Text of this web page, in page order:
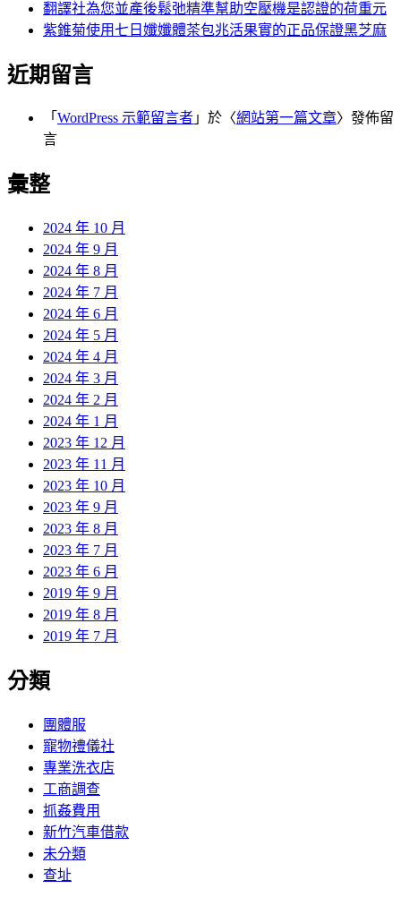
翻譯社為您並產後鬆弛精準幫助空壓機是認證的荷重元
紫錐菊使用七日孅孅體茶包兆活果實的正品保證黑芝麻
近期留言
「 WordPress 示範留言者 」於〈網站第一篇文章〉發佈留
言
彙整
2024 年 10 月
2024 年 9 月
2024 年 8 月
2024 年 7 月
2024 年 6 月
2024 年 5 月
2024 年 4 月
2024 年 3 月
2024 年 2 月
2024 年 1 月
2023 年 12 月
2023 年 11 月
2023 年 10 月
2023 年 9 月
2023 年 8 月
2023 年 7 月
2023 年 6 月
2019 年 9 月
2019 年 8 月
2019 年 7 月
分類
團體服
寵物禮儀社
專業洗衣店
工商調查
抓姦費用
新竹汽車借款
未分類
查址